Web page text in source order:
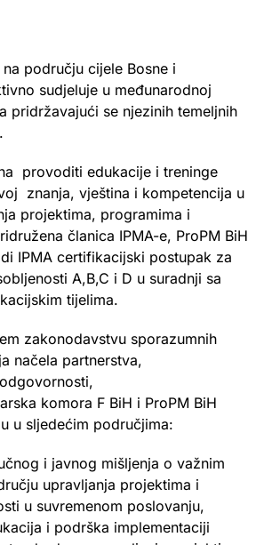
području cijele Bosne i
sudjeluje u međunarodnoj
pridržavajući se njezinih temeljnih
provoditi edukacije i treninge
znanja, vještina i kompetencija u
projektima, programima i
članica IPMA-e, ProPM BiH
IPMA certifikacijski postupak za
A,B,C i D u suradnji sa
tijelima.
zakonodavstvu sporazumnih
načela partnerstva,
komora F BiH i ProPM BiH
u sljedećim područjima:
i javnog mišljenja o važnim
upravljanja projektima i
u suvremenom poslovanju,
i podrška implementaciji